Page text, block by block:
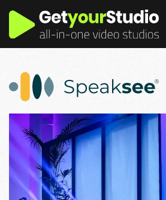
Terug naar hoofdinhoud